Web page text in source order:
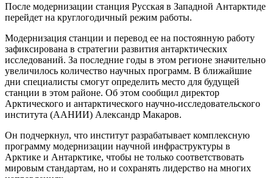
После модернизации станция Русская в Западной Антарктиде
перейдет на круглогодичный режим работы.
Модернизация станции и перевод ее на постоянную работу
зафиксирована в стратегии развития антарктических
исследований. За последние годы в этом регионе значительно
увеличилось количество научных программ. В ближайшие
дни специалисты смогут определить место для будущей
станции в этом районе. Об этом сообщил директор
Арктического и антарктического научно-исследовательского
института (ААНИИ) Александр Макаров.
Он подчеркнул, что институт разрабатывает комплексную
программу модернизации научной инфраструктуры в
Арктике и Антарктике, чтобы не только соответствовать
мировым стандартам, но и сохранять лидерство на многих